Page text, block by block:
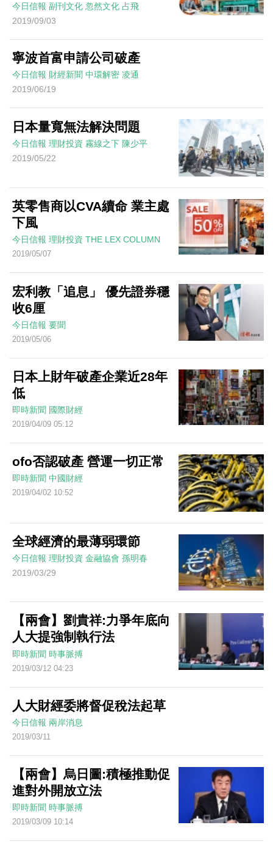
今日信報 副刊文化 忽然文化 占飛
2019/09/03
寧波首富申請公司破產
今日信報 財經新聞 中環解密 凌通
2019/06/19
日本量寬無法解決問題
今日信報 理財投資 霧線之下 陳少平
2019/05/22
英零售商以CVA續命 業主處
下風
今日信報 理財投資 THE LEX COLUMN
2019/05/07
宏利教「追息」 優先證券穩
收6厘
今日信報 要聞
2019/05/06
日本上財年破產企業近28年
低
即時新聞 國際財經
2019/04/09 05:12
ofo否認破產 營運一切正常
即時新聞 中國財經
2019/04/02 10:52
全球經濟的最薄弱環節
今日信報 理財投資 金融協會 孫明春
2019/03/29
【兩會】劉貴祥:力爭年底向
人大提強制執行法
即時新聞 時事脈搏
2019/03/12 04:23
人大財經委將督促稅法起草
今日信報 兩岸消息
2019/03/11
【兩會】烏日圖:積極推動促
進對外開放立法
即時新聞 時事脈搏
2019/03/09 10:14